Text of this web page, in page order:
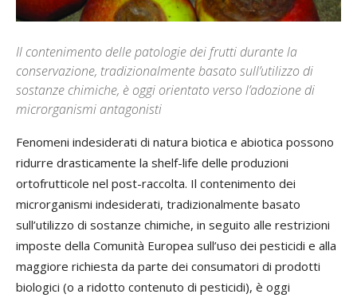
Il contenimento delle patologie dei frutti durante la
conservazione, tradizionalmente basato sull’utilizzo di
sostanze chimiche, è oggi orientato verso l’adozione di
microrganismi antagonisti
Fenomeni indesiderati di natura biotica e abiotica possono
ridurre drasticamente la shelf-life delle produzioni
ortofrutticole nel post-raccolta. Il contenimento dei
microrganismi indesiderati, tradizionalmente basato
sull’utilizzo di sostanze chimiche, in seguito alle restrizioni
imposte della Comunità Europea sull’uso dei pesticidi e alla
maggiore richiesta da parte dei consumatori di prodotti
biologici (o a ridotto contenuto di pesticidi), è oggi